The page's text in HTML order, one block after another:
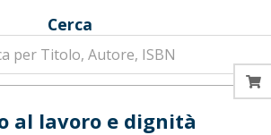
Cerca
al lavoro e dignità